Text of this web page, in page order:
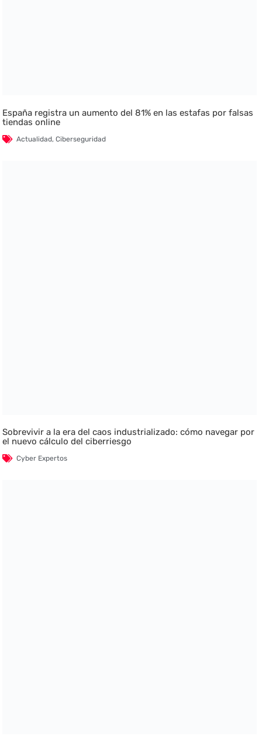
España registra un aumento del 81% en las estafas por falsas
tiendas online
Actualidad,Ciberseguridad
Sobrevivir a la era del caos industrializado: cómo navegar por
el nuevo cálculo del ciberriesgo
Cyber Expertos